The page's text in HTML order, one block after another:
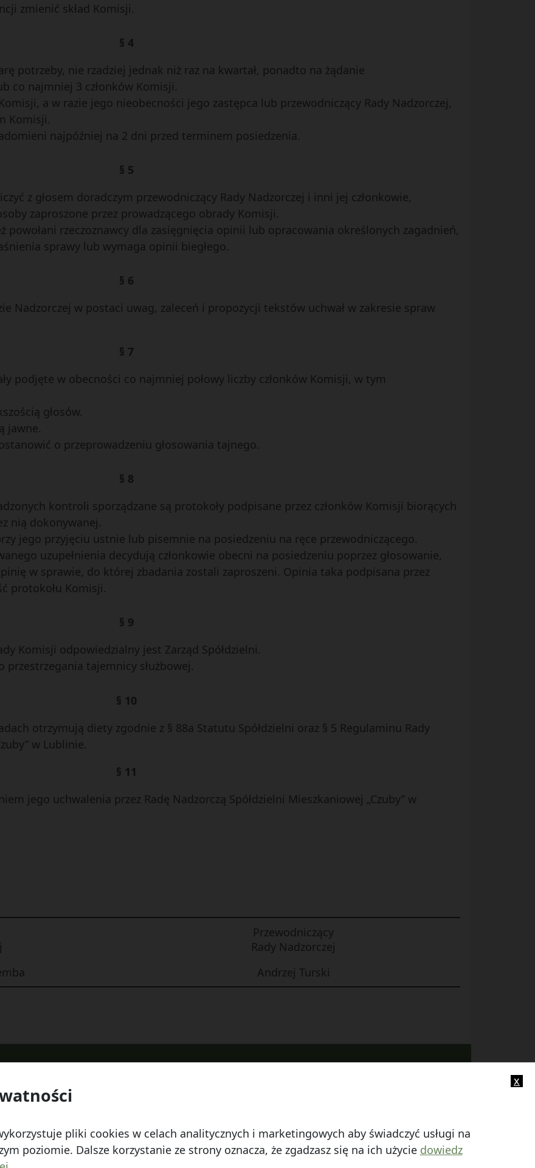
zmienić skład Komisji.
§ 4
potrzeby, nie rzadziej jednak niż raz na kwartał, ponadto na żądanie
co najmniej 3 członków Komisji.
a w razie jego nieobecności jego zastępca lub przewodniczący Rady Nadzorczej,
Komisji.
najpóźniej na 2 dni przed terminem posiedzenia.
§ 5
z głosem doradczym przewodniczący Rady Nadzorczej i inni jej członkowie,
zaproszone przez prowadzącego obrady Komisji.
powołani rzeczoznawcy dla zasięgnięcia opinii lub opracowania określonych zagadnień,
sprawy lub wymaga opinii biegłego.
§ 6
Nadzorczej w postaci uwag, zaleceń i propozycji tekstów uchwał w zakresie spraw
§ 7
podjęte w obecności co najmniej połowy liczby członków Komisji, w tym
głosów.
jawne.
o przeprowadzeniu głosowania tajnego.
§ 8
kontroli sporządzane są protokoły podpisane przez członków Komisji biorących
nią dokonywanej.
jego przyjęciu ustnie lub pisemnie na posiedzeniu na ręce przewodniczącego.
uzupełnienia decydują członkowie obecni na posiedzeniu poprzez głosowanie,
w sprawie, do której zbadania zostali zaproszeni. Opinia taka podpisana przez
protokołu Komisji.
§ 9
Komisji odpowiedzialny jest Zarząd Spółdzielni.
przestrzegania tajemnicy służbowej.
§ 10
otrzymują diety zgodnie z § 88a Statutu Spółdzielni oraz § 5 Regulaminu Rady
w Lublinie.
§ 11
jego uchwalenia przez Radę Nadzorczą Spółdzielni Mieszkaniowej „Czuby” w
Przewodniczący
Rady Nadzorczej
Andrzej Turski
x
pliki cookies w celach analitycznych i marketingowych aby świadczyć usługi na
poziomie. Dalsze korzystanie ze strony oznacza, że zgadzasz się na ich użycie dowiedz